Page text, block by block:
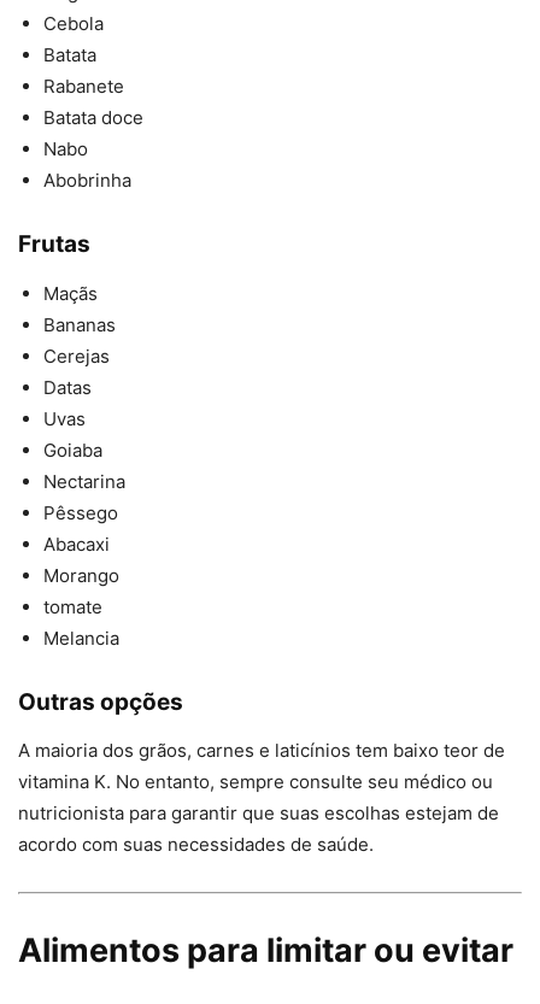
Cebola
Batata
Rabanete
Batata doce
Nabo
Abobrinha
Frutas
Maçãs
Bananas
Cerejas
Datas
Uvas
Goiaba
Nectarina
Pêssego
Abacaxi
Morango
tomate
Melancia
Outras opções
A maioria dos grãos, carnes e laticínios tem baixo teor de
vitamina K. No entanto, sempre consulte seu médico ou
nutricionista para garantir que suas escolhas estejam de
acordo com suas necessidades de saúde.
Alimentos para limitar ou evitar